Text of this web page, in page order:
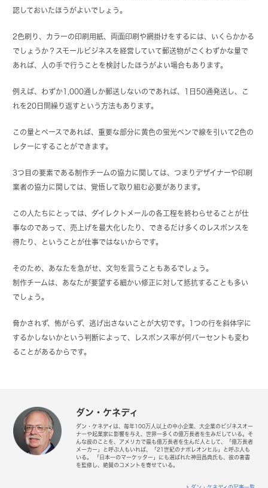
認しておいたほうがよいでしょう。
2色刷り、カラーの印刷用紙、両面印刷や網掛けをするには、いくらかかる
でしょうか？スモールビジネスを経営していて郵送物がごくわずかな量で
あれば、人の手で行うことを検討したほうがよい場合もあります。
例えば、わずか1,000通しか郵送しないのであれば、1日50通発送し、こ
れを20日間繰り返すという方法もあります。
この量とペースであれば、重要な部分に黄色の蛍光ペンで線を引いて2色の
レターにすることができます。
3つ目の要素である制作チームの協力に関しては、つまりデザイナーや印刷
業者の協力に関しては、覚悟して取り組む必要があります。
この人たちにとっては、ダイレクトメールの各工程を終わらせることが仕
事なのであって、売上げを最大化したり、できるだけ多くのレスポンスを
得たり、ということが仕事ではないからです。
そのため、あなたを急がせ、文句を言うこともあるでしょう。
制作チームは、あなたが要望する細かい修正に対して抵抗することも多い
でしょう。
脅かされず、怖がらず、逃げ出さないことが大切です。1つの行を斜体字に
するかしないかという判断によって、レスポンス率が何パーセントも変わ
ることがあるからです。
ダン・ケネディ
ダン・ケネディは、毎年100万人以上の中小企業、大企業のビジネスオー
ナーや起業家に影響を与え、世界一多くの億万長者を生みだしている。そ
んな彼のことを、アメリカで最も億万長者を生んだ人として、「億万長者
メーカー」と呼ぶ人もいれば、「21世紀のナポレオンヒル」と呼ぶ人も
いる。 「日本一のマーケッター」にも選ばれた神田昌典氏も、彼の著書
を監修し、絶賛のコメントを寄せている。